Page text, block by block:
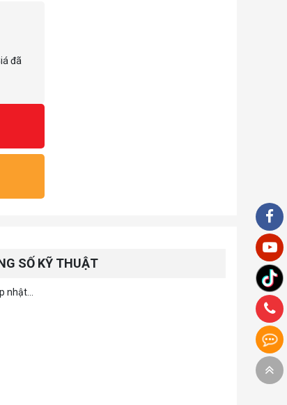
đã
SỐ KỸ THUẬT
nhật...